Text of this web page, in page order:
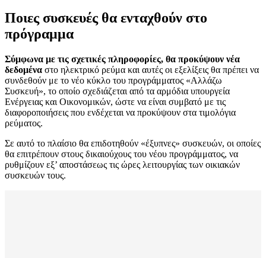
Ποιες συσκευές θα ενταχθούν στο
πρόγραμμα
Σύμφωνα με τις σχετικές πληροφορίες, θα προκύψουν νέα
δεδομένα στο ηλεκτρικό ρεύμα και αυτές οι εξελίξεις θα πρέπει να
συνδεθούν με το νέο κύκλο του προγράμματος «Αλλάζω
Συσκευή», το οποίο σχεδιάζεται από τα αρμόδια υπουργεία
Ενέργειας και Οικονομικών, ώστε να είναι συμβατό με τις
διαφοροποιήσεις που ενδέχεται να προκύψουν στα τιμολόγια
ρεύματος.
Σε αυτό το πλαίσιο θα επιδοτηθούν «έξυπνες» συσκευών, οι οποίες
θα επιτρέπουν στους δικαιούχους του νέου προγράμματος, να
ρυθμίζουν εξ’ αποστάσεως τις ώρες λειτουργίας των οικιακών
συσκευών τους.